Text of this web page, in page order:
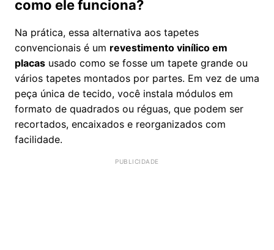
como ele funciona?
Na prática, essa alternativa aos tapetes
convencionais é um revestimento vinílico em
placas usado como se fosse um tapete grande ou
vários tapetes montados por partes. Em vez de uma
peça única de tecido, você instala módulos em
formato de quadrados ou réguas, que podem ser
recortados, encaixados e reorganizados com
facilidade.